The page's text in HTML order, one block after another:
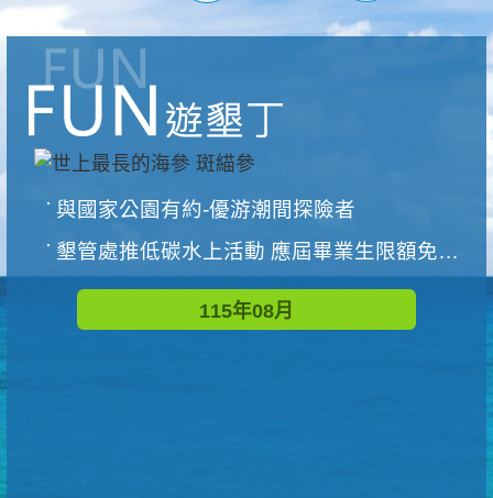
與國家公園有約-優游潮間探險者
墾管處推低碳水上活動 應屆畢業生限額免費參加
115年08月